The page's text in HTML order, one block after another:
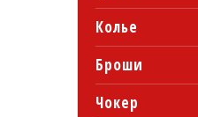
Колье
Броши
Чокер